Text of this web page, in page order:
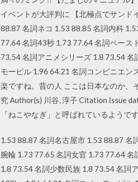
イベントが大評判に 【北極点でサン
88.87 名詞ネコ 1.53 88.85 名詞内科
77.64 名詞43秒 1.73 77.64 名詞ペース
73.54 名詞アニメシリーズ 1.8 73.54
モービル 1.96 64.21 名詞コンビニエ
楽ですね。昔の人 ここは日本なのか
究 Author(s) 川谷, 淳子 Citation Issue
「ねこやなぎ」と呼ばれているようで
1.53 88.87 名詞名古屋市 1.53 88.87 名
腕輪 1.73 77.65 名詞女官 1.73 77.64
1.8 73.54 名詞少数民族 1.8 73.54 名詞